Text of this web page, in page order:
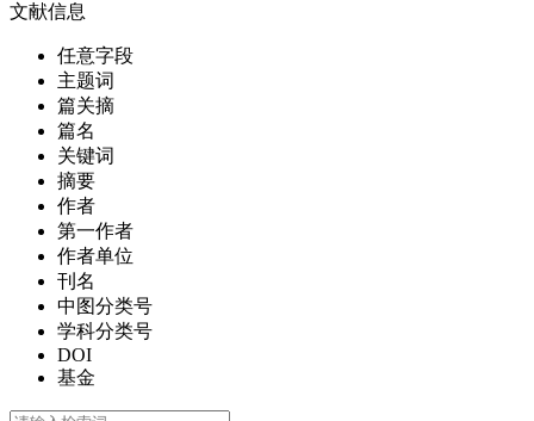
文献信息
任意字段
主题词
篇关摘
篇名
关键词
摘要
作者
第一作者
作者单位
刊名
中图分类号
学科分类号
DOI
基金